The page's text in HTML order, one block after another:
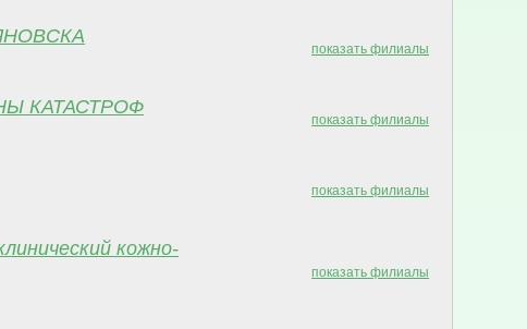
показать филиалы
КАТАСТРОФ
показать филиалы
показать филиалы
кожно-
показать филиалы